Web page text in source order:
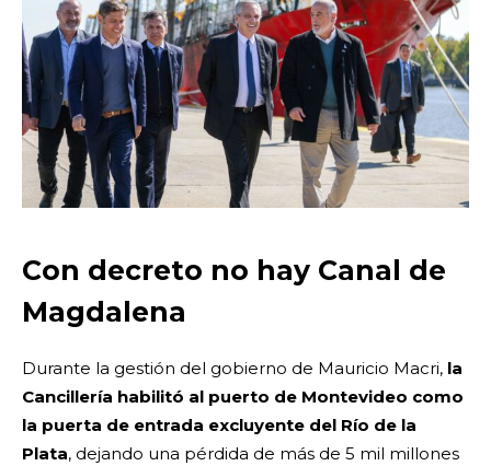
Con decreto no hay Canal de
Magdalena
Durante la gestión del gobierno de Mauricio Macri, la
Cancillería habilitó al puerto de Montevideo como
la puerta de entrada excluyente del Río de la
Plata, dejando una pérdida de más de 5 mil millones